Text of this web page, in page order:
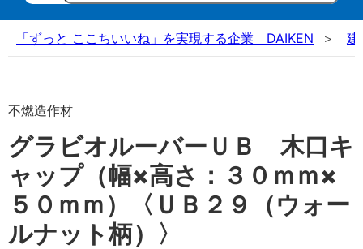
「ずっと ここちいいね」を実現する企業 DAIKEN 建
不燃造作材
グラビオルーバーＵＢ 木口キ
ャップ（幅×高さ：３０ｍｍ×
５０ｍｍ）〈ＵＢ２９（ウォー
ルナット柄）〉